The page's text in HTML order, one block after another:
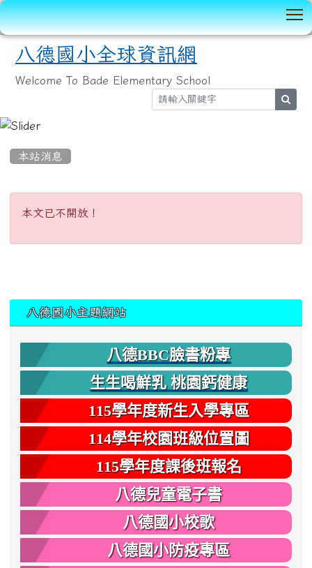
八德國小全球資訊網
Welcome To Bade Elementary School
本站消息
本文已不開放！
八德國小主題網站
八德BBC臉書粉專
生生喝鮮乳 桃園鈣健康
115學年度新生入學專區
114學年校園班級位置圖
115學年度課後班報名
八德兒童電子書
八德國小校歌
八德國小防疫專區